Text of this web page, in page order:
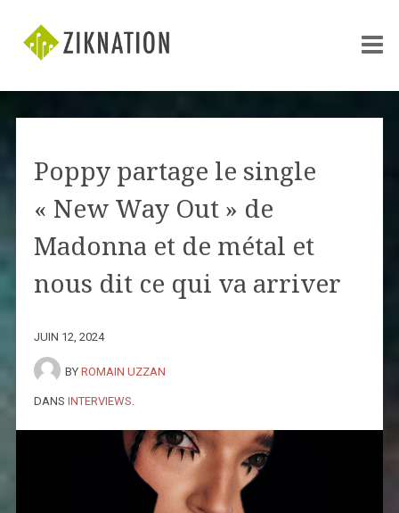
Poppy partage le single
« New Way Out » de
Madonna et de métal et
nous dit ce qui va arriver
JUIN 12, 2024
BY ROMAIN UZZAN
DANS INTERVIEWS